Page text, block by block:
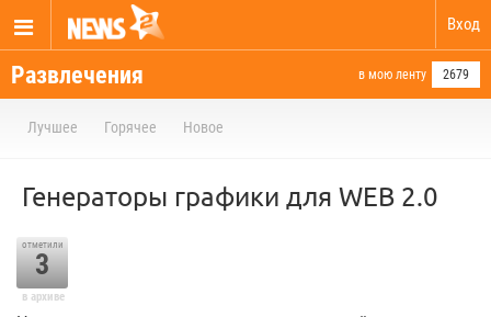
Вход
Развлечения в мою ленту 2679
Лучшее Горячее Новое
Генераторы графики для WEB 2.0
отметили
3
в архиве